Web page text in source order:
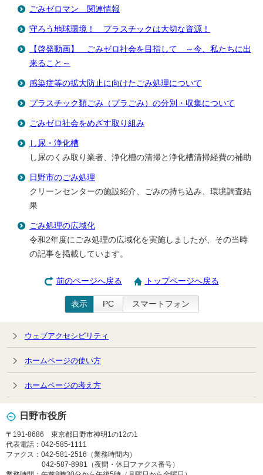
ごみゼロマン 関連情報
守ろう地球環境！ プラスチックは大切な資源！
【啓発動画】 ごみゼロ社会を目指して ～今、私たちに出
来ること～
感染症等の拡大防止に向けたごみ処理について
プラスチック類ごみ（プラごみ）の分別・収集について
ごみゼロ社会をめざす取り組み
し尿・浄化槽
し尿のくみ取り業者、浄化槽の清掃と浄化槽清掃経費の補助
日野市のごみ処理
クリーンセンターの施設紹介、ごみの持ち込み、環境調査結
果
ごみ処理の広域化
令和2年度にごみ処理の広域化を実施しましたが、その当時
の記事を掲載しています。
前のページへ戻る トップページへ戻る
表示 PC スマートフォン
ウェブアクセシビリティ
ホームページの使い方
ホームページの考え方
日野市役所
〒191-8686 東京都日野市神明1の12の1
代表電話：042-585-1111
ファクス：042-581-2516（業務時間内）
042-587-8981（夜間・休日ファクス番号）